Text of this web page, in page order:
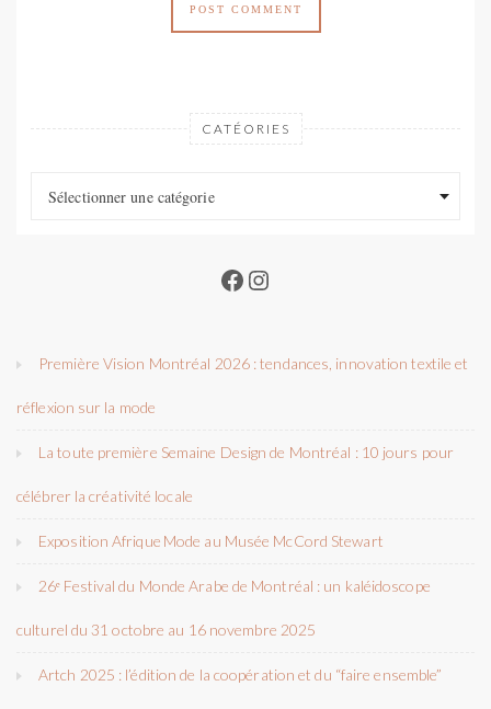
CATÉORIES
Sélectionner une catégorie
Facebook
Instagram
Première Vision Montréal 2026 : tendances, innovation textile et
réflexion sur la mode
La toute première Semaine Design de Montréal : 10 jours pour
célébrer la créativité locale
Exposition Afrique Mode au Musée McCord Stewart
26ᵉ Festival du Monde Arabe de Montréal : un kaléidoscope
culturel du 31 octobre au 16 novembre 2025
Artch 2025 : l’édition de la coopération et du “faire ensemble”